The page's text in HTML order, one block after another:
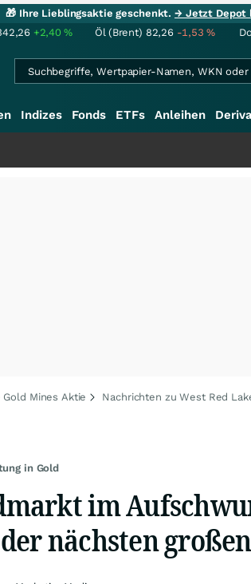
🎁 Ihre Lieblingsaktie geschenkt.→ Jetzt Depot
+2,40% Öl (Brent) 82,26 -1,53%
Indizes Fonds ETFs Anleihen
Mines Aktie Nachrichten zu West Red
in Gold
im
nächsten